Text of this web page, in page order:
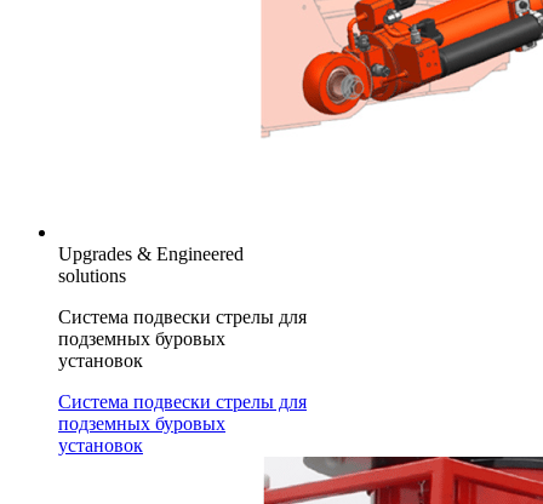
Upgrades & Engineered
solutions
Система подвески стрелы для
подземных буровых
установок
Система подвески стрелы для
подземных буровых
установок